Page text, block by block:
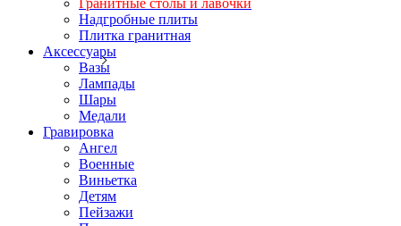
Надгробные плиты
Плитка гранитная
Аксессуары
Вазы
Лампады
Шары
Медали
Гравировка
Ангел
Военные
Виньетка
Детям
Пейзажи